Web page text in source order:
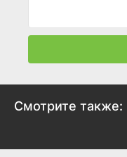
Смотрите также: